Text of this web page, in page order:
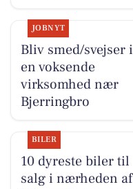
JOBNYT
Bliv smed/svejser i
en voksende
virksomhed nær
Bjerringbro
BILER
10 dyreste biler til
salg i nærheden af